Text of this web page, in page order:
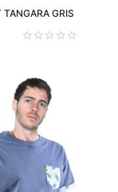
GRIS
sur
5